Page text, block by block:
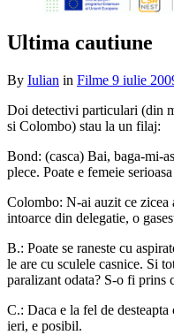
Ultima cautiune
By Iulian in Filme 9 iulie
Doi detectivi particulari (din
si Colombo) stau la un filaj:
Bond: (casca) Bai, baga-mi-
plece. Poate e femeie
Colombo: N-ai auzit ce zicea
intoarce din delegatie, o
B.: Poate se raneste cu
le are cu sculele casnice. Si
paralizant odata? S-o fi prins
C.: Daca e la fel de
ieri, e posibil.